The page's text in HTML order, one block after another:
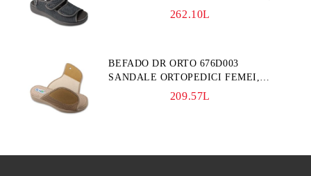
262.10L
BEFADO DR ORTO 676D003
SANDALE ORTOPEDICI FEMEI,
BLEUMARINE209.57L